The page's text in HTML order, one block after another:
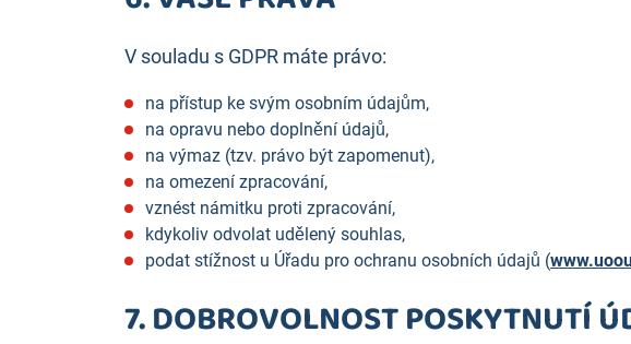
V souladu s GDPR máte právo:
na přístup ke svým osobním údajům,
na opravu nebo doplnění údajů,
na výmaz (tzv. právo být zapomenut),
na omezení zpracování,
vznést námitku proti zpracování,
kdykoliv odvolat udělený souhlas,
podat stížnost u Úřadu pro ochranu osobních údajů (
7. DOBROVOLNOST POSKYTNUTÍ